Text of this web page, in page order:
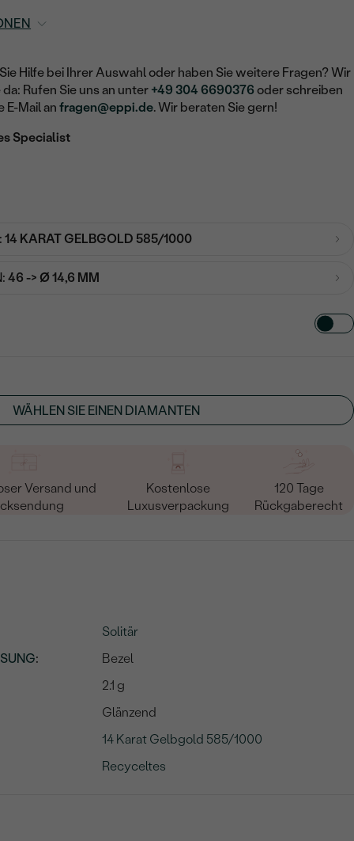
Hilfe bei Ihrer Auswahl oder haben Sie weitere Fragen? Wir
Rufen Sie uns an unter +49 304 6690376 oder schreiben
E-Mail anfragen@eppi.de. Wir beraten Sie gern!
Specialist
14 KARAT GELBGOLD 585/1000
46 -> Ø 14,6 MM
WÄHLEN SIE EINEN DIAMANTEN
Versand und
Kostenlose
Luxusverpackung
120 Tage
Rückgaberecht
Solitär
:
Bezel
2.1 g
Glänzend
14 Karat Gelbgold 585/1000
Recyceltes